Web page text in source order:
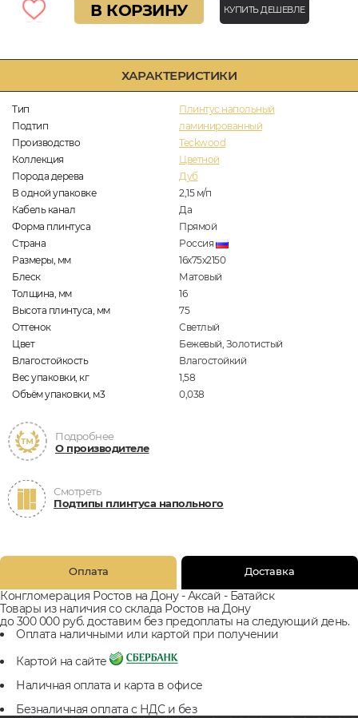
ХАРАКТЕРИСТИКИ
Тип
Плинтус напольный
Подтип
ламинированный
Производство
Teckwood
Коллекция
Цветной
Порода дерева
Дуб
В одной упаковке
2,15 м/п
Кабель канал
Да
Форма плинтуса
Прямой
Страна
Россия
Размеры, мм
16х75х2150
Блеск
Матовый
Толщина, мм
16
Высота плинтуса, мм
75
Оттенок
Светлый
Цвет
Бежевый, Золотистый
Влагостойкость
Влагостойкий
Вес упаковки, кг
1,58
Объём упаковки, м3
0,038
Подробнее
О производителе
Смотреть
Подтипы плинтуса напольного
В КОРЗИНУ КУПИТЬ ДЕШЕВЛЕ
Оплата Доставка
Конгломерация Ростов на Дону - Аксай - Батайск
Товары из наличия со склада Ростов на Дону
до 300 000 руб. доставим без предоплаты на следующий день.
Оплата наличными или картой при получении
Картой на сайте
Наличная оплата и карта в офисе
Безналичная оплата с НДС и без